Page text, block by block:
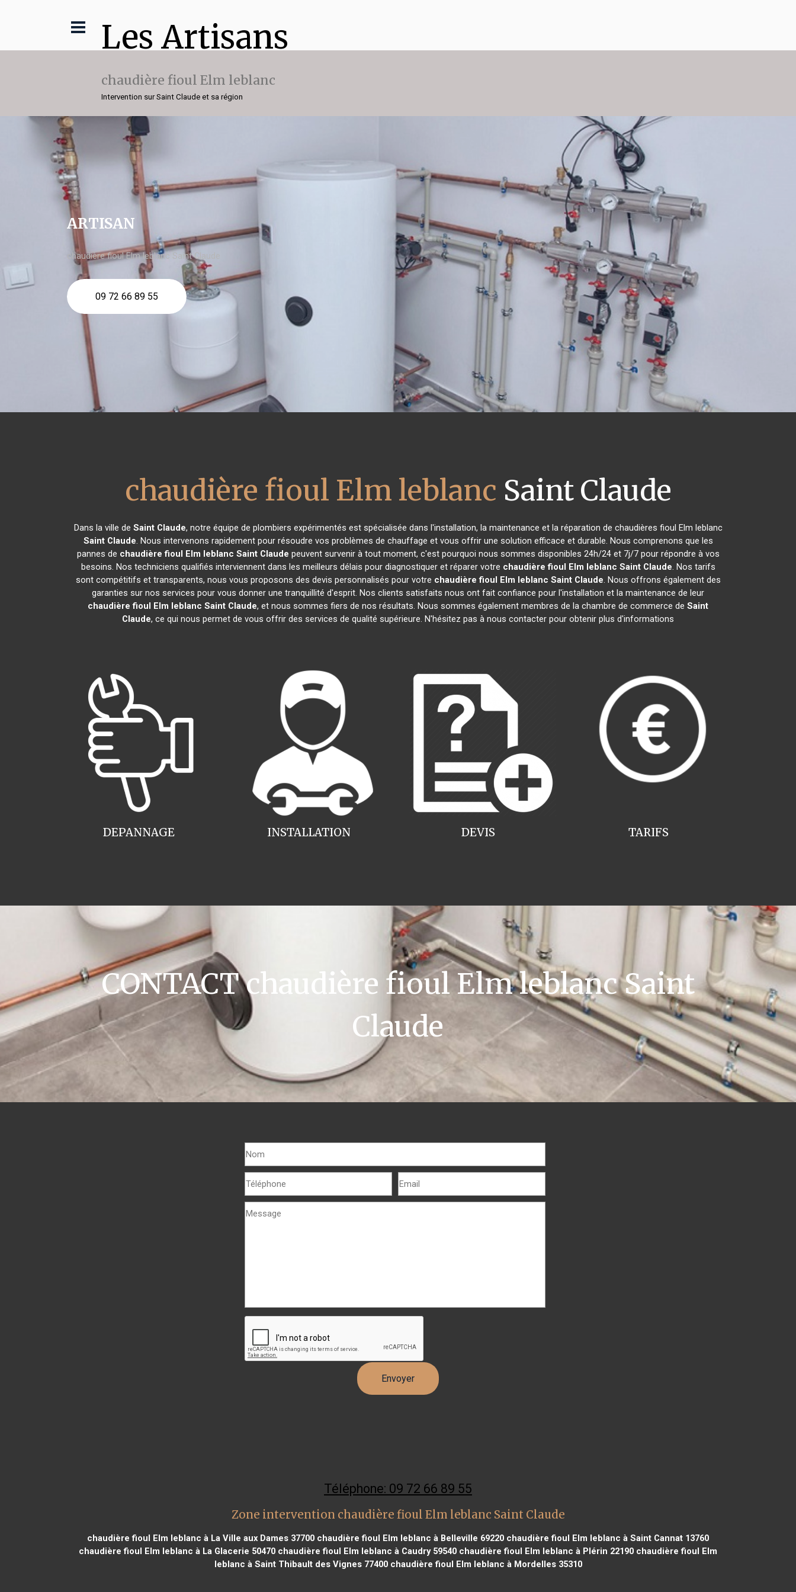
Les Artisans
chaudière fioul Elm leblanc
Intervention sur Saint Claude et sa région
ARTISAN
chaudière fioul Elm leblanc Saint Claude
09 72 66 89 55
chaudière fioul Elm leblanc Saint Claude
Dans la ville de Saint Claude, notre équipe de plombiers expérimentés est spécialisée dans l'installation, la maintenance et la réparation de chaudières fioul Elm leblanc
Saint Claude. Nous intervenons rapidement pour résoudre vos problèmes de chauffage et vous offrir une solution efficace et durable. Nous comprenons que les
pannes de chaudière fioul Elm leblanc Saint Claude peuvent survenir à tout moment, c'est pourquoi nous sommes disponibles 24h/24 et 7j/7 pour répondre à vos
besoins. Nos techniciens qualifiés interviennent dans les meilleurs délais pour diagnostiquer et réparer votre chaudière fioul Elm leblanc Saint Claude. Nos tarifs
sont compétitifs et transparents, nous vous proposons des devis personnalisés pour votre chaudière fioul Elm leblanc Saint Claude. Nous offrons également des
garanties sur nos services pour vous donner une tranquillité d'esprit. Nos clients satisfaits nous ont fait confiance pour l'installation et la maintenance de leur
chaudière fioul Elm leblanc Saint Claude, et nous sommes fiers de nos résultats. Nous sommes également membres de la chambre de commerce de Saint
Claude, ce qui nous permet de vous offrir des services de qualité supérieure. N'hésitez pas à nous contacter pour obtenir plus d'informations
INSTALLATION
DEPANNAGE TARIFS
DEVIS
CONTACT chaudière fioul Elm leblanc Saint
Claude
Téléphone: 09 72 66 89 55
Zone intervention chaudière fioul Elm leblanc Saint Claude
chaudière fioul Elm leblanc à La Ville aux Dames 37700 chaudière fioul Elm leblanc à Belleville 69220 chaudière fioul Elm leblanc à Saint Cannat 13760
chaudière fioul Elm leblanc à La Glacerie 50470 chaudière fioul Elm leblanc à Caudry 59540 chaudière fioul Elm leblanc à Plérin 22190 chaudière fioul Elm
leblanc à Saint Thibault des Vignes 77400chaudière fioul Elm leblanc à Mordelles 35310